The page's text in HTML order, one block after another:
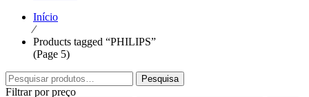
Início
⁄
Products tagged “PHILIPS”
(Page 5)
Pesquisar
por:
Pesquisa
Filtrar por preço